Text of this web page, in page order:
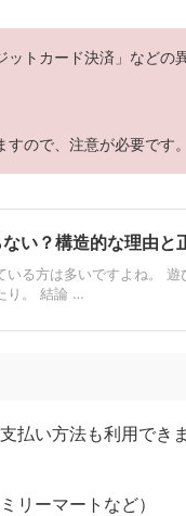
トカード決済」など
ので、注意が必要です。
い？構造的な理由
る方は多いですよね。
り。 結論 …
払い方法も利用できま
リーマートなど）